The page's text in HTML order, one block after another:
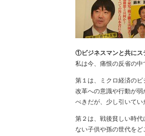
①ビジネスマンと共にス
私は今、痛恨の反省の中
第１は、ミクロ経済の
改革への意識や行動が
べきだが、少し引いてい
第２は、戦後貧しい時
ない子供や孫の世代を